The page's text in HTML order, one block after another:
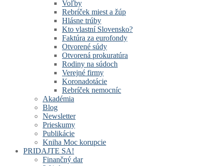
Voľby
Rebríček miest a žúp
Hlásne trúby
Kto vlastní Slovensko?
Faktúra za eurofondy
Otvorené súdy
Otvorená prokuratúra
Rodiny na súdoch
Verejné firmy
Koronadotácie
Rebríček nemocníc
Akadémia
Blog
Newsletter
Prieskumy
Publikácie
Kniha Moc korupcie
PRIDAJTE SA!
Finančný dar